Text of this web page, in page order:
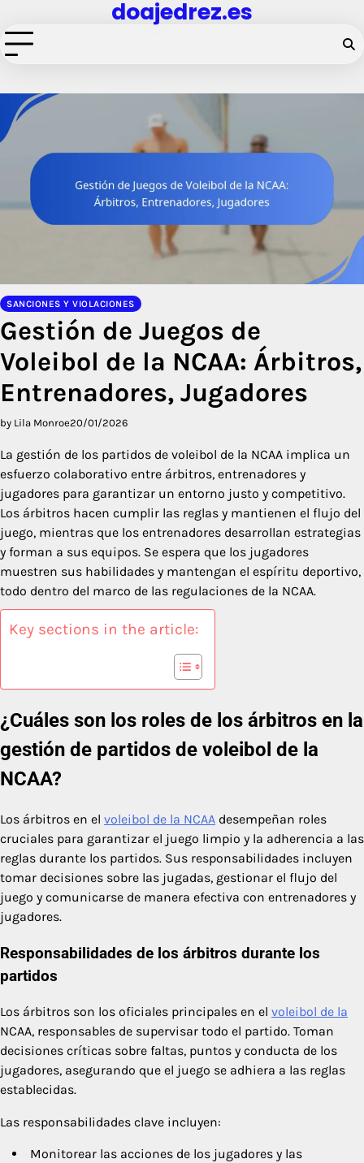
to
content
doajedrez.es
SANCIONES Y VIOLACIONES
Gestión de Juegos de
Voleibol de la NCAA: Árbitros,
Entrenadores, Jugadores
by Lila Monroe20/01/2026
La gestión de los partidos de voleibol de la NCAA implica un
esfuerzo colaborativo entre árbitros, entrenadores y
jugadores para garantizar un entorno justo y competitivo.
Los árbitros hacen cumplir las reglas y mantienen el flujo del
juego, mientras que los entrenadores desarrollan estrategias
y forman a sus equipos. Se espera que los jugadores
muestren sus habilidades y mantengan el espíritu deportivo,
todo dentro del marco de las regulaciones de la NCAA.
Key sections in the article:
¿Cuáles son los roles de los árbitros en la
gestión de partidos de voleibol de la
NCAA?
Los árbitros en el voleibol de la NCAA desempeñan roles
cruciales para garantizar el juego limpio y la adherencia a las
reglas durante los partidos. Sus responsabilidades incluyen
tomar decisiones sobre las jugadas, gestionar el flujo del
juego y comunicarse de manera efectiva con entrenadores y
jugadores.
Responsabilidades de los árbitros durante los
partidos
Los árbitros son los oficiales principales en el voleibol de la
NCAA, responsables de supervisar todo el partido. Toman
decisiones críticas sobre faltas, puntos y conducta de los
jugadores, asegurando que el juego se adhiera a las reglas
establecidas.
Las responsabilidades clave incluyen:
Monitorear las acciones de los jugadores y las